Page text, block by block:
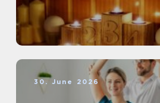
30. June 2026